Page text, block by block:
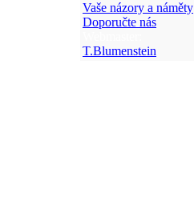
Vaše názory a náměty
Doporučte nás
T.Blumenstein